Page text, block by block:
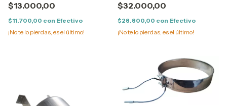
$13.000,00
$11.700,00 con Efectivo
¡No te lo pierdas, es el último!
$32.000,00
$28.800,00 con Efectivo
¡No te lo pierdas, es el último!